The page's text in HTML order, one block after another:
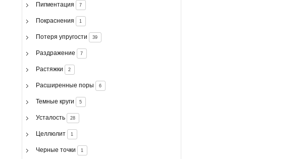
Пигментация 7
Покраснения 1
Потеря упругости 39
Раздражение 7
Растяжки 2
Расширенные поры 6
Темные круги 5
Усталость 28
Целлюлит 1
Черные точки 1